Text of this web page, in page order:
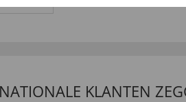
KLANTEN